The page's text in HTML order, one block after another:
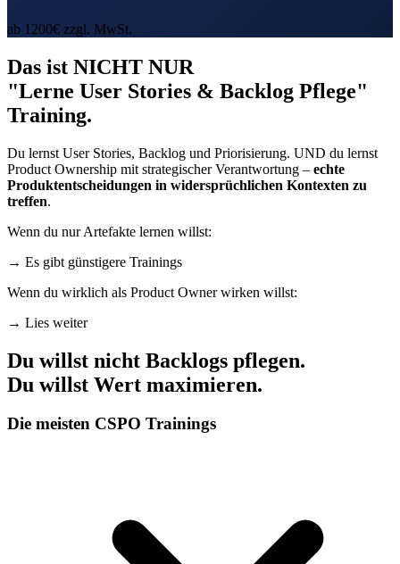
ab 1200€ zzgl. MwSt.
Das ist NICHT NUR
"Lerne User Stories & Backlog Pflege"
Training.
Du lernst User Stories, Backlog und Priorisierung. UND du lernst
Product Ownership mit strategischer Verantwortung – echte
Produktentscheidungen in widersprüchlichen Kontexten zu
treffen.
Wenn du nur Artefakte lernen willst:
→ Es gibt günstigere Trainings
Wenn du wirklich als Product Owner wirken willst:
→ Lies weiter
Du willst nicht Backlogs pflegen.
Du willst Wert maximieren.
Die meisten CSPO Trainings